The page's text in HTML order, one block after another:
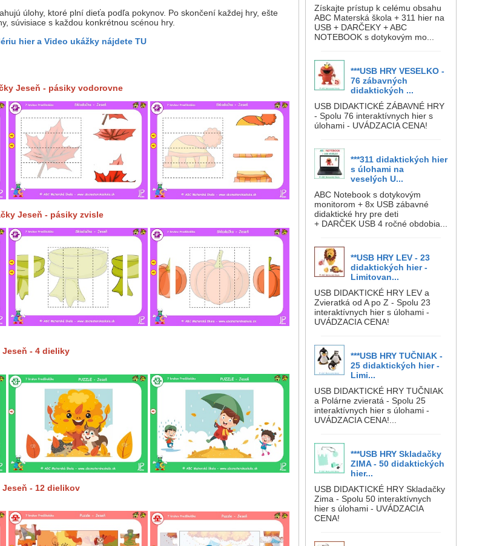
Získajte prístup k celému obsahu
ABC Materská škola + 311 hier na
USB + DARČEKY + ABC
NOTEBOOK s dotykovým mo...
***USB HRY VESELKO -
76 zábavných
didaktických ...
USB DIDAKTICKÉ ZÁBAVNÉ HRY
- Spolu 76 interaktívnych hier s
úlohami - UVÁDZACIA CENA!
***311 didaktických hier
s úlohami na
veselých U...
ABC Notebook s dotykovým
monitorom + 8x USB zábavné
didaktické hry pre deti
+ DARČEK USB 4 ročné obdobia...
**USB HRY LEV - 23
didaktických hier -
Limitovan...
USB DIDAKTICKÉ HRY LEV a
Zvieratká od A po Z - Spolu 23
interaktívnych hier s úlohami -
UVÁDZACIA CENA!
***USB HRY TUČNIAK -
25 didaktických hier -
Limi...
USB DIDAKTICKÉ HRY TUČNIAK
a Polárne zvieratá - Spolu 25
interaktívnych hier s úlohami -
UVÁDZACIA CENA!...
***USB HRY Skladačky
ZIMA - 50 didaktických
hier...
USB DIDAKTICKÉ HRY Skladačky
Zima - Spolu 50 interaktívnych
hier s úlohami - UVÁDZACIA
CENA!
úlohy, ktoré plní dieťa podľa pokynov. Po skončení každej hry, ešte
súvisiace s každou konkrétnou scénou hry.
hier a Video ukážky nájdete TU
Jeseň - pásiky vodorovne
Jeseň - pásiky zvisle
Jeseň - 4 dieliky
Jeseň - 12 dielikov